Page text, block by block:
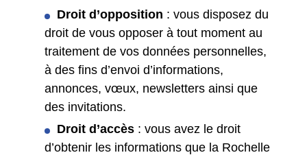
Droit d’opposition : vous disposez du
droit de vous opposer à tout moment au
traitement de vos données personnelles,
à des fins d’envoi d’informations,
annonces, vœux, newsletters ainsi que
des invitations.
Droit d’accès : vous avez le droit
d’obtenir les informations que la Rochelle